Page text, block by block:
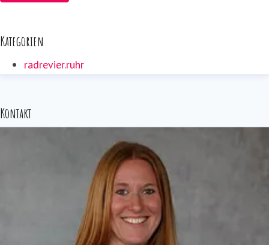
Kategorien
radrevier.ruhr
Kontakt